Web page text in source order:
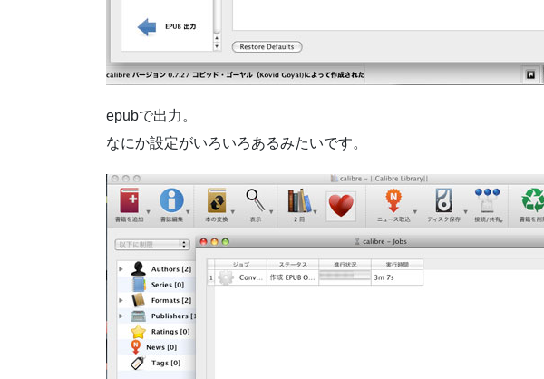
epubで出力。
なにか設定がいろいろあるみたいです。